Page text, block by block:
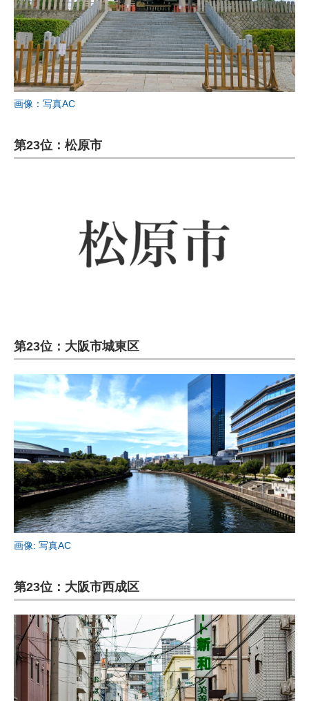
画像：写真AC
第23位：松原市
第23位：大阪市城東区
画像: 写真AC
第23位：大阪市西成区